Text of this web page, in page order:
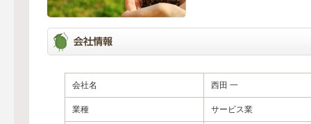
会社名 西田 一
業種 サービス業